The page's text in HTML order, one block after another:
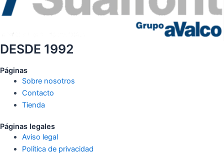
DESDE 1992
Páginas
Sobre nosotros
Contacto
Tienda
Páginas legales
Aviso legal
Política de privacidad